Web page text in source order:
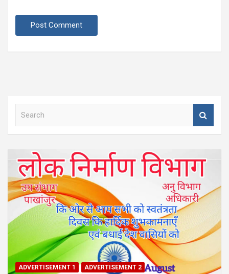
h
ADVERTISEMENT 1 ADVERTISEMENT 2